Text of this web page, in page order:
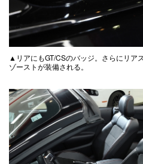
▲リアにもGT/CSのバッジ。さらにリア
ゾーストが装備される。